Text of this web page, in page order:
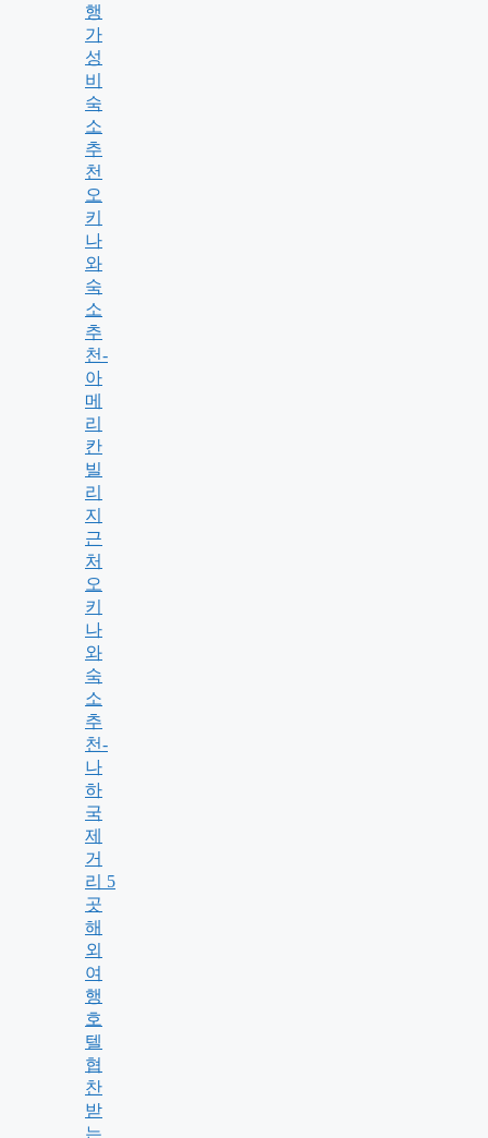
행
가
성
비
숙
소
추
천
오
키
나
와
숙
소
추
천-
아
메
리
칸
빌
리
지
근
처
오
키
나
와
숙
소
추
천-
나
하
국
제
거
리 5
곳
해
외
여
행
호
텔
협
찬
받
는